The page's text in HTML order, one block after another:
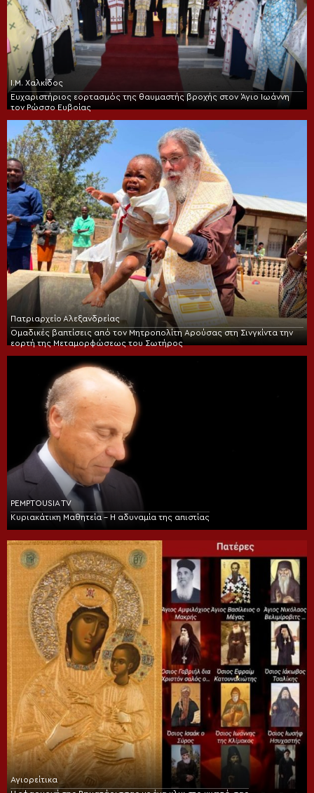
Ι.Μ. Χαλκίδος
Ευχαριστήριος εορτασμός της θαυμαστής βροχής στον Άγιο Ιωάννη
τον Ρώσσο Ευβοίας
Πατριαρχείο Αλεξανδρείας
Ομαδικές βαπτίσεις από τον Μητροπολίτη Αρούσας στη Σινγκίντα την
εορτή της Μεταμορφώσεως του Σωτήρος
PEMPTOUSIA TV
Κυριακάτικη Μαθητεία – Η αδυναμία της απιστίας
Αγιορείτικα